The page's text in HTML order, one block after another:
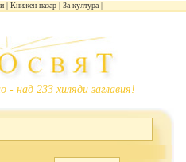
Книжен пазар За култура
- над 233 хиляди заглавия!